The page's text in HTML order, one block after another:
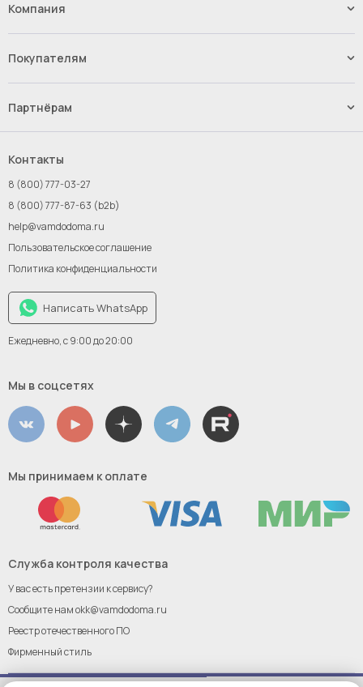
Компания
Вакансии
Покупателям
Возврат и обмен товара
Партнёрам
Новым поставщикам
Контакты
8 (800) 777-03-27
8 (800) 777-87-63 (b2b)
help@vamdodoma.ru
Пользовательское соглашение
Политика конфиденциальности
Написать WhatsApp
Ежедневно, с 9:00 до 20:00
Мы в соцсетях
Мы принимаем к оплате
Служба контроля качества
У вас есть претензии к сервису?
Сообщите намokk@vamdodoma.ru
Реестр отечественного ПО
Фирменный стиль